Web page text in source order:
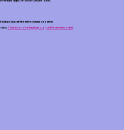
à atteindre entre chaque session.
Contacte notre équipe pour planifier une rencontre!